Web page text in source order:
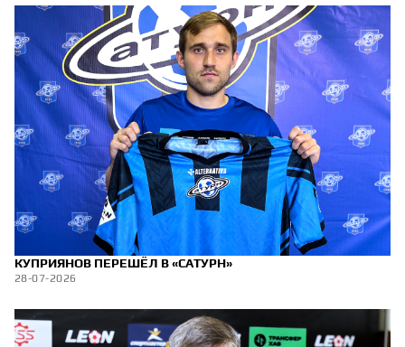
КУПРИЯНОВ ПЕРЕШЁЛ В «САТУРН»
28-07-2026